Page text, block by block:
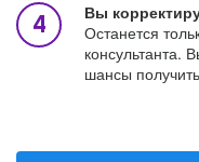
Вы
Останется
консультанта.
шансы